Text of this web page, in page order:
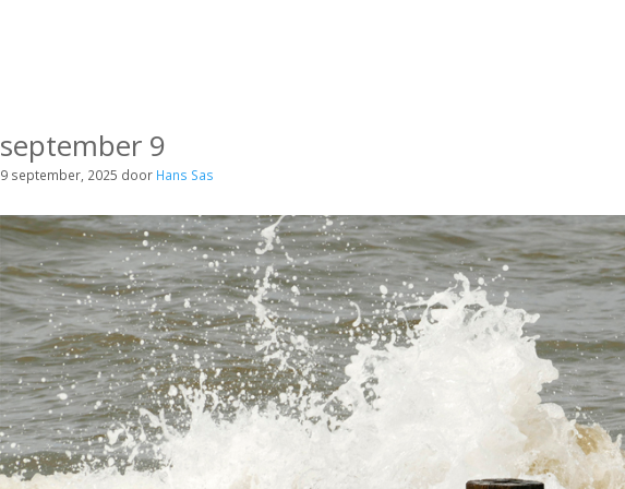
september 9
9 september, 2025 door Hans Sas